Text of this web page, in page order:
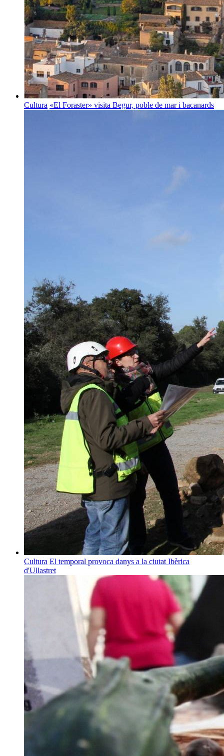
Cultura «El Foraster» visita Begur, poble de mar i bacanards
Cultura El temporal provoca danys a la ciutat Ibèrica
d'Ullastret